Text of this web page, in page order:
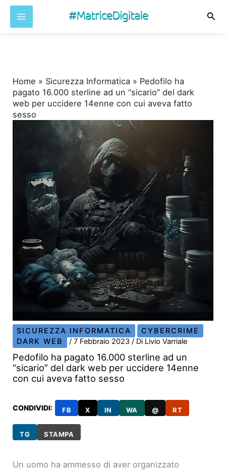
Home » Sicurezza Informatica » Pedofilo ha
pagato 16.000 sterline ad un “sicario” del dark
web per uccidere 14enne con cui aveva fatto
sesso
SICUREZZA INFORMATICA
CYBERCRIME
DARK WEB
/7 Febbraio 2023/ Di Livio Varriale
Pedofilo ha pagato 16.000 sterline ad un
“sicario” del dark web per uccidere 14enne
con cui aveva fatto sesso
CONDIVIDI: FB X IN WA @ RT
TG STAMPA
Un uomo ha ammesso di aver organizzato